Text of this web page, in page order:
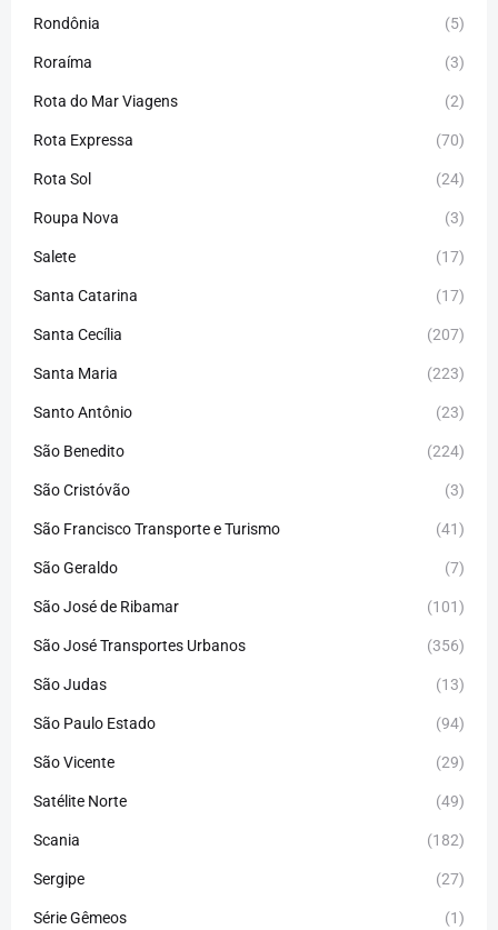
Rondônia (5)
Roraíma (3)
Rota do Mar Viagens (2)
Rota Expressa (70)
Rota Sol (24)
Roupa Nova (3)
Salete (17)
Santa Catarina (17)
Santa Cecília (207)
Santa Maria (223)
Santo Antônio (23)
São Benedito (224)
São Cristóvão (3)
São Francisco Transporte e Turismo (41)
São Geraldo (7)
São José de Ribamar (101)
São José Transportes Urbanos (356)
São Judas (13)
São Paulo Estado (94)
São Vicente (29)
Satélite Norte (49)
Scania (182)
Sergipe (27)
Série Gêmeos (1)